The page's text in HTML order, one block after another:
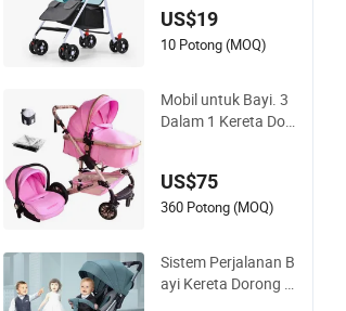
US$19
10 Potong (MOQ)
Mobil untuk Bayi. 3
Dalam 1 Kereta Dor
Bayi Lipat 3 di 1 den
gan Kursi Mobil
US$75
360 Potong (MOQ)
Sistem Perjalanan B
ayi Kereta Dorong P